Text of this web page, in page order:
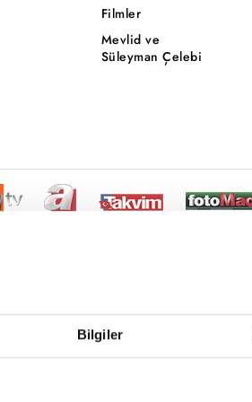
Bilgiler
Filmler
Mevlid ve
Süleyman Çelebi